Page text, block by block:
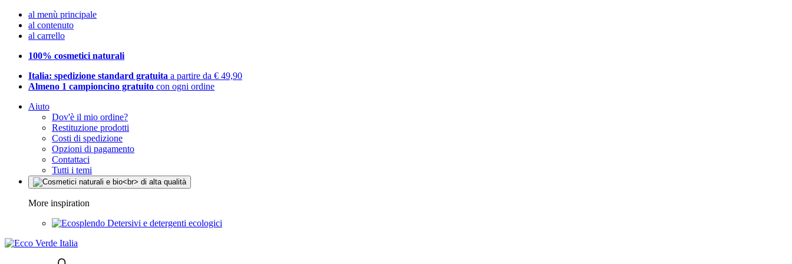
al menù principale
al contenuto
al carrello
100% cosmetici naturali
Italia: spedizione standard gratuita a partire da € 49,90
Almeno 1 campioncino gratuito con ogni ordine
Aiuto
Dov'è il mio ordine?
Restituzione prodotti
Costi di spedizione
Opzioni di pagamento
Contattaci
Tutti i temi
More inspiration
Detersivi e detergenti ecologici